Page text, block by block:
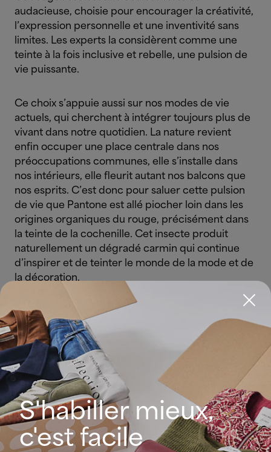
audacieuse, choisie pour encourager la créativité,
l’expression personnelle et une inventivité sans
limites. Les experts la considèrent comme une
teinte à la fois inclusive et rebelle, une pulsion de
vie puissante.
Ce choix s’appuie aussi sur nos modes de vie
actuels, qui cherchent à intégrer toujours plus de
vivant dans notre quotidien. La nature revient
enfin occuper une place centrale dans nos
préoccupations communes, elle s’installe dans
nos intérieurs, elle fleurit autant nos balcons que
nos esprits. C’est donc pour saluer cette pulsion
de vie que Pantone est allé piocher loin dans les
origines organiques du rouge, précisément dans
la teinte de la cochenille. Cet insecte produit
naturellement un dégradé carmin qui continue
d’inspirer et de teinter le monde de la mode et de
la décoration.
Psychologie de la couleur : que signifie le
Viva Magenta ?
Le rouge est une célébration de la vie. Cette
version rosée, légèrement violacée, peut évoquer
à la fois les changements profonds qui subliment
la nature en automne, la pulsion de l’audace et une
douce chaleur.
S'habiller mieux,
c'est facile